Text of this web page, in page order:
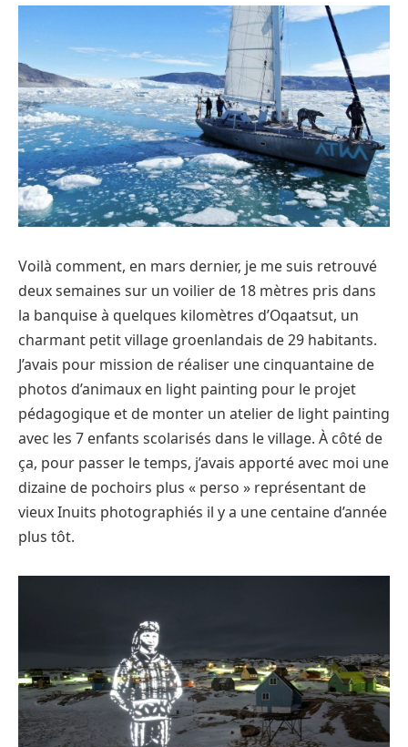
Voilà comment, en mars dernier, je me suis retrouvé
deux semaines sur un voilier de 18 mètres pris dans
la banquise à quelques kilomètres d’Oqaatsut, un
charmant petit village groenlandais de 29 habitants.
J’avais pour mission de réaliser une cinquantaine de
photos d’animaux en light painting pour le projet
pédagogique et de monter un atelier de light painting
avec les 7 enfants scolarisés dans le village. À côté de
ça, pour passer le temps, j’avais apporté avec moi une
dizaine de pochoirs plus « perso » représentant de
vieux Inuits photographiés il y a une centaine d’année
plus tôt.